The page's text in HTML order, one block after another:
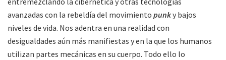
avanzadas con la rebeldía del movimiento punky bajos
niveles de vida. Nos adentra en una realidad con
desigualdades aún más manifiestas y en la que los humanos
utilizan partes mecánicas en su cuerpo. Todo ello lo